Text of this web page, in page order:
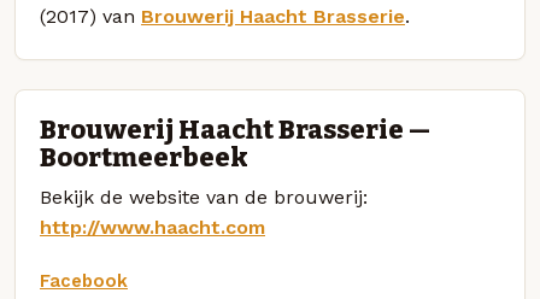
(2017) van Brouwerij Haacht Brasserie.
Brouwerij Haacht Brasserie —
Boortmeerbeek
Bekijk de website van de brouwerij:
http://www.haacht.com
Facebook